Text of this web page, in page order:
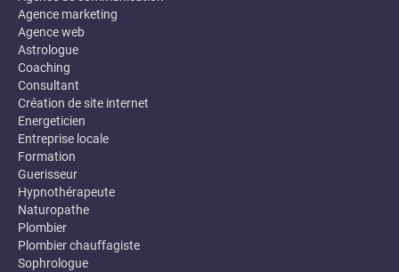
Agence marketing
Agence web
Astrologue
Coaching
Consultant
Création de site internet
Energeticien
Entreprise locale
Formation
Guerisseur
Hypnothérapeute
Naturopathe
Plombier
Plombier chauffagiste
Sophrologue